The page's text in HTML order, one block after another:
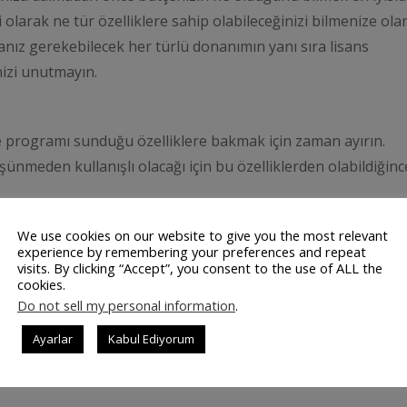
olarak ne tür özelliklere sahip olabileceğinizi bilmenize
gerekebilecek her türlü donanımın yanı sıra lisans
unutmayın.
sunduğu özelliklere bakmak için zaman ayırın.
kullanışlı olacağı için bu özelliklerden
sahiptir, bazıları ise üçüncü taraf uygulamalarla
hangi işlemcilerle çalıştığından emin olun, çünkü
sistemin dışında işlem görmesi gerekir; bu da zamanı
NFC ve EMV özelliği sunacak, yani Apple Pay gibi
We use cookies on our website to give you the most relevant
experience by remembering your preferences and repeat
visits. By clicking “Accept”, you consent to the use of ALL the
cookies.
Do not sell my personal information.
Ayarlar Kabul Ediyorum